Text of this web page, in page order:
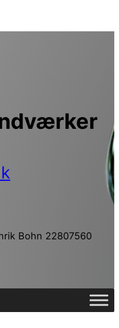
Bohn 22807560